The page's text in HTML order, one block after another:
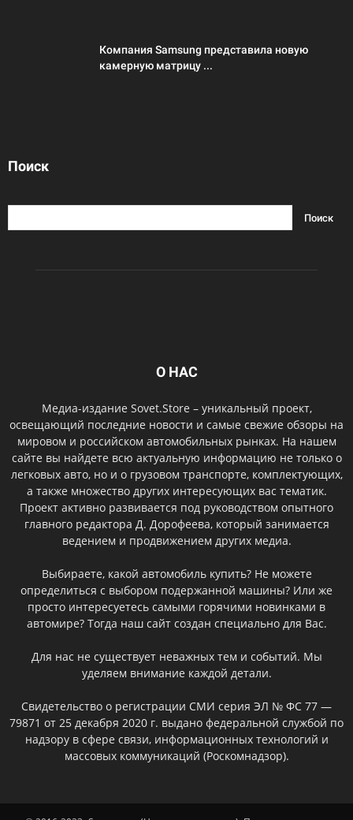
Компания Samsung представила новую
камерную матрицу ...
Поиск
О НАС
Медиа-издание Sovet.Store – уникальный проект,
освещающий последние новости и самые свежие обзоры на
мировом и российском автомобильных рынках. На нашем
сайте вы найдете всю актуальную информацию не только о
легковых авто, но и о грузовом транспорте, комплектующих,
а также множество других интересующих вас тематик.
Проект активно развивается под руководством опытного
главного редактора Д. Дорофеева, который занимается
ведением и продвижением других медиа.
Выбираете, какой автомобиль купить? Не можете
определиться с выбором подержанной машины? Или же
просто интересуетесь самыми горячими новинками в
автомире? Тогда наш сайт создан специально для Вас.
Для нас не существует неважных тем и событий. Мы
уделяем внимание каждой детали.
Свидетельство о регистрации СМИ серия ЭЛ № ФС 77 —
79871 от 25 декабря 2020 г. выдано федеральной службой по
надзору в сфере связи, информационных технологий и
массовых коммуникаций (Роскомнадзор).